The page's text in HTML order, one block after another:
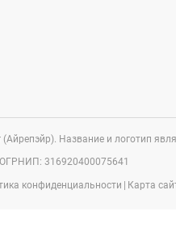
Название и логотип
316920400075641
конфиденциальности Карта